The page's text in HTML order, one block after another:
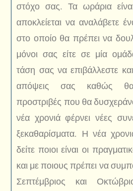
στόχο σας. Τα ωράρια
αποκλείεται να αναλάβετε
στο οποίο θα πρέπει να
μόνοι σας είτε σε μία
τάση σας να επιβάλλεστε
απόψεις σας καθώς θα
προστριβές που θα
νέα χρονιά φέρνει νέες
ξεκαθαρίσματα. Η νέα
δείτε ποιοι είναι οι
και με ποιους πρέπει να
Σεπτέμβριος και